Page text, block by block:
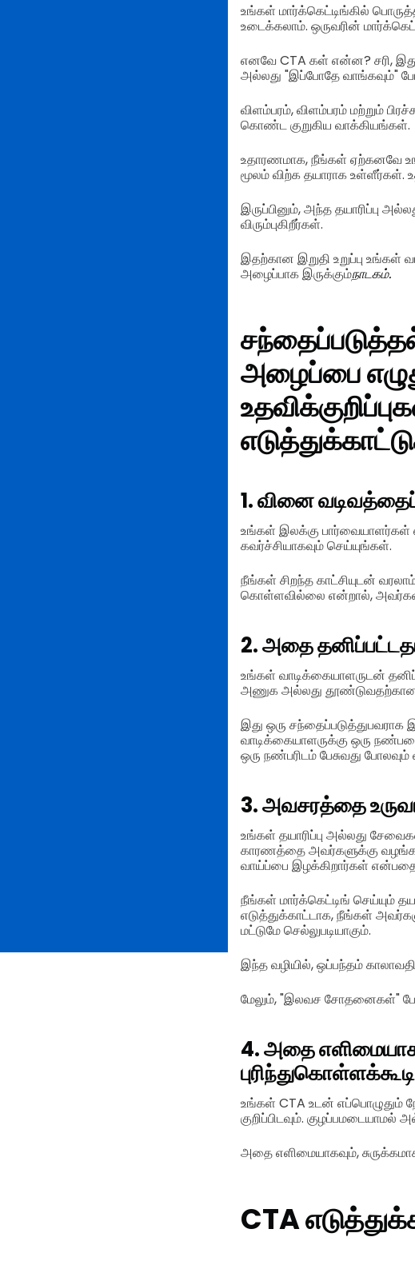
உங்கள் மார்க்கெட்டிங்கில்
உடைக்கலாம். ஒருவரின்
எனவே CTA கள் என்ன? சரி,
அல்லது "இப்போதே வாங்கவும்"
விளம்பரம், விளம்பரம் மற்றும்
கொண்ட குறுகிய வாக்கியங்கள்.
உதாரணமாக, நீங்கள் ஏற்கனவே
மூலம் விற்க தயாராக
இருப்பினும், அந்த தயாரிப்பு
விரும்புகிறீர்கள்.
இதற்கான இறுதி உறுப்பு
அழைப்பாக இருக்கும்நாடகம்.
அழைப்பை
1. வினை
உங்கள் இலக்கு பார்வையாளர்கள்
கவர்ச்சியாகவும் செய்யுங்கள்.
நீங்கள் சிறந்த காட்சியுடன்
கொள்ளவில்லை என்றால், அவர்கள்
2. அதை
உங்கள் வாடிக்கையாளருடன்
அணுக அல்லது தூண்டுவதற்கான
இது ஒரு
வாடிக்கையாளருக்கு ஒரு
ஒரு நண்பரிடம் பேசுவது
3. அவசரத்தை
உங்கள் தயாரிப்பு அல்லது
காரணத்தை அவர்களுக்கு
வாய்ப்பை இழக்கிறார்கள்
நீங்கள் மார்க்கெட்டிங் செய்யும்
எடுத்துக்காட்டாக, நீங்கள்
மட்டுமே செல்லுபடியாகும்.
இந்த வழியில், ஒப்பந்தம்
மேலும், "இலவச சோதனைகள்"
4. அதை
உங்கள் CTA உடன் எப்பொழுதும்
குறிப்பிடவும்.
அதை எளிமையாகவும்,
CTA